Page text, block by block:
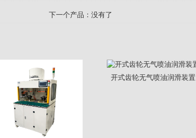
下一个产品：没有了
开式齿轮无气喷油润滑装置